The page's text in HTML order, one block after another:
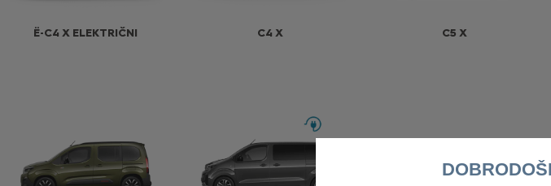
Ë-C4 X ELEKTRIČNI C4 X C5 X